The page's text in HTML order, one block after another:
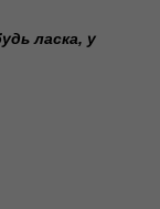
ласка, у